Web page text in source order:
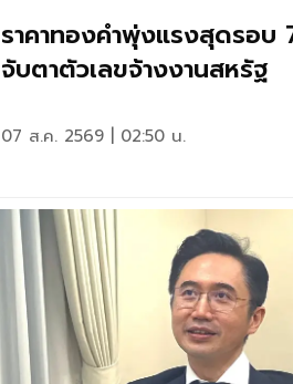
ราคาทองคำพุ่งแรงสุดรอบ
จับตาตัวเลขจ้างงานสหรัฐ
07 ส.ค. 2569 | 02:50 น.